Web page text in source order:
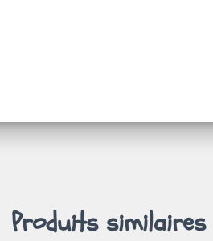
Produits similaires